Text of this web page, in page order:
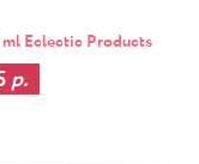
Eclectic Products
р.